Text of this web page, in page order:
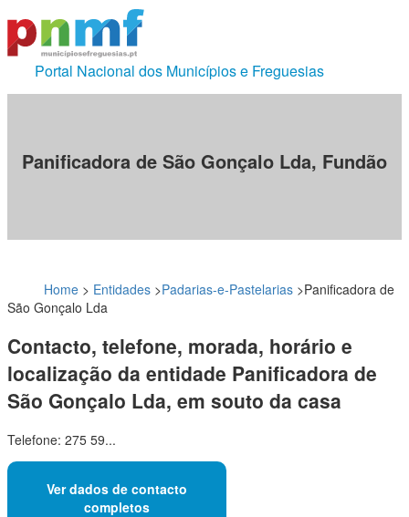
Portal Nacional dos Municípios e Freguesias
Panificadora de São Gonçalo Lda, Fundão
Home > Entidades >Padarias-e-Pastelarias >Panificadora de
São Gonçalo Lda
Contacto, telefone, morada, horário e
localização da entidade Panificadora de
São Gonçalo Lda, em souto da casa
Telefone: 275 59...
Ver dados de contacto
completos